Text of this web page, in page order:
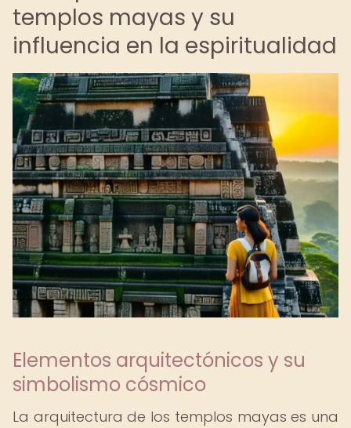
templos mayas y su
influencia en la espiritualidad
Elementos arquitectónicos y su
simbolismo cósmico
La arquitectura de los templos mayas es una